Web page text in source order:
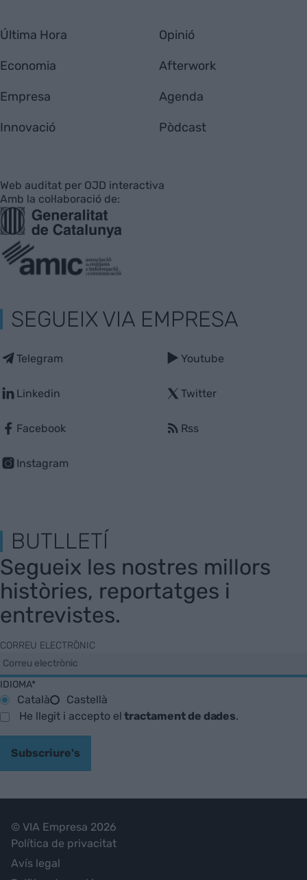
Última Hora
Economia
Empresa
Innovació
Opinió
Afterwork
Agenda
Pòdcast
Web auditat per OJD interactiva
Amb la col·laboració de:
SEGUEIX VIA EMPRESA
Telegram
Linkedin
Facebook
Instagram
Youtube
Twitter
Rss
BUTLLETÍ
Segueix les nostres millors
històries, reportatges i
entrevistes.
CORREU ELECTRÒNIC
IDIOMA*
Català
Castellà
He llegit i accepto eltractament de dades.
Subscriure's
© VIA Empresa 2026
Política de privacitat
Avís legal